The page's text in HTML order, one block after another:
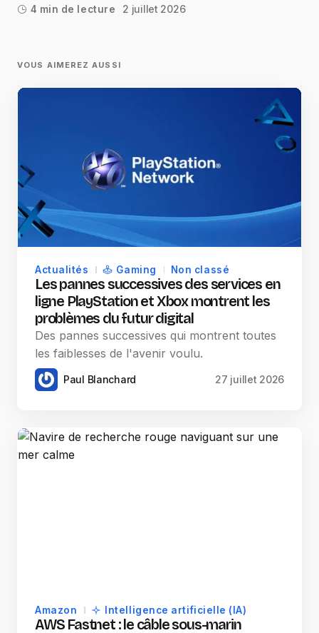
4 min de lecture 2 juillet 2026
VOUS AIMEREZ AUSSI
Actualités Gaming Non classé
Les pannes successives des services en
ligne PlayStation et Xbox montrent les
problèmes du futur digital
Des pannes successives qui montrent toutes
les faiblesses de l'avenir voulu.
Paul Blanchard 27 juillet 2026
Amazon Intelligence artificielle (IA)
AWS Fastnet : le câble sous-marin